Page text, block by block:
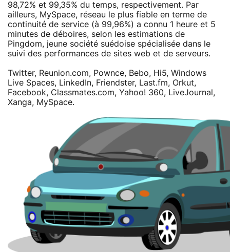
98,72% et 99,35% du temps, respectivement. Par
ailleurs, MySpace, réseau le plus fiable en terme de
continuité de service (à 99,96%) a connu 1 heure et 5
minutes de déboires, selon les estimations de
Pingdom, jeune société suédoise spécialisée dans le
suivi des performances de sites web et de serveurs.
Twitter, Reunion.com, Pownce, Bebo, Hi5, Windows
Live Spaces, LinkedIn, Friendster, Last.fm, Orkut,
Facebook, Classmates.com, Yahoo! 360, LiveJournal,
Xanga, MySpace.